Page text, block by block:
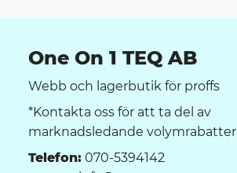
One On 1 TEQ AB
Webb och lagerbutik för proffs
*Kontakta oss för att ta del av
marknadsledande volymrabatter
Telefon: 070-5394142